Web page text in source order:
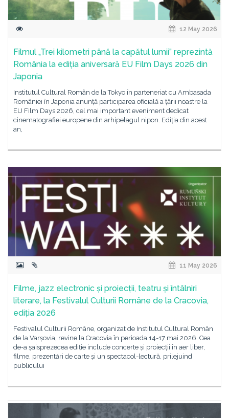
12 May 2026
Filmul „Trei kilometri până la capătul lumii” reprezintă
România la ediția aniversară EU Film Days 2026 din
Japonia
Institutul Cultural Român de la Tokyo în parteneriat cu Ambasada
României în Japonia anunță participarea oficială a țării noastre la
EU Film Days 2026, cel mai important eveniment dedicat
cinematografiei europene din arhipelagul nipon. Ediția din acest
an,
11 May 2026
Filme, jazz electronic și proiecții, teatru și întâlniri
literare, la Festivalul Culturii Române de la Cracovia,
ediția 2026
Festivalul Culturii Române, organizat de Institutul Cultural Român
de la Varșovia, revine la Cracovia în perioada 14-17 mai 2026. Cea
de-a șaisprezecea ediție include concerte și proiecții în aer liber,
filme, prezentări de carte și un spectacol-lectură, prilejuind
publicului